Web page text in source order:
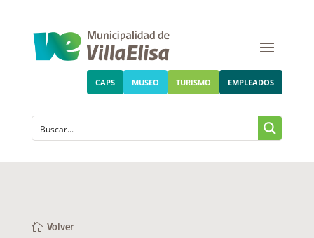
CAPS MUSEO TURISMO EMPLEADOS
Volver